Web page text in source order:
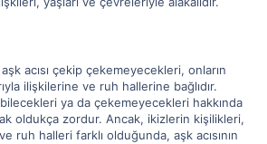
acısı çekip çekemeyecekleri, onların
ilişkilerine ve ruh hallerine bağlıdır.
ya da çekemeyecekleri hakkında
oldukça zordur. Ancak, ikizlerin kişilikleri,
ruh halleri farklı olduğunda, aşk acısının